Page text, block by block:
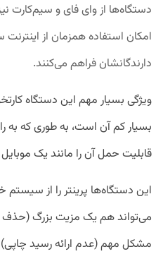
دستگاه‌ها از وای فای و سیم‌کارت
امکان استفاده همزمان از اینترنت
دارندگانشان فراهم می‌کنند.
ویژگی بسیار مهم این دستگاه
بسیار کم آن است، به طوری که
قابلیت حمل آن را مانند یک موبایل
این دستگاه‌ها پرینتر را از
می‌تواند هم یک مزیت بزرگ (حذف
مشکل مهم (عدم ارائه رسید چاپی)